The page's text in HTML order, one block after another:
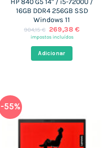
HP 840 G5 14″ / i5-7200U /
16GB DDR4 256GB SSD
Windows 11
904,15€ O
preço
era:
904,15 €.
269,38€O
impostos incluídos
Adicionar
-55%